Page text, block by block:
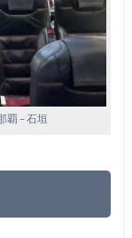
覇 – 石垣